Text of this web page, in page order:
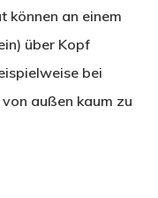
können an einem
über Kopf
bei
außen kaum zu